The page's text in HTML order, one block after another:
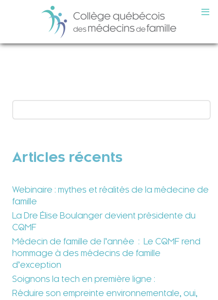
Articles récents
Webinaire : mythes et réalités de la médecine de
famille
La Dre Élise Boulanger devient présidente du
CQMF
Médecin de famille de l’année : Le CQMF rend
hommage à des médecins de famille
d’exception
Soignons la tech en première ligne :
Réduire son empreinte environnementale, oui,